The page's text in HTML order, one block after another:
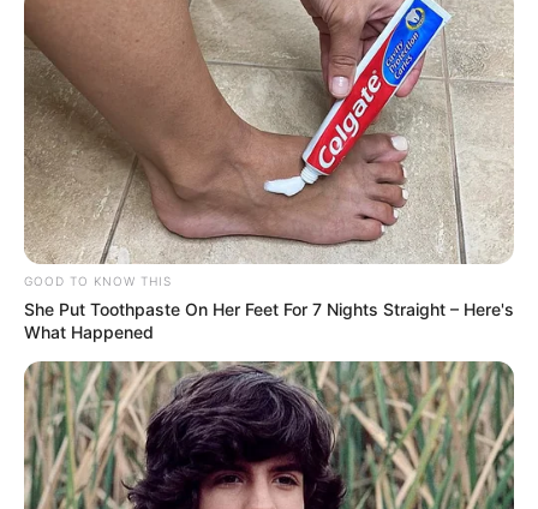
GOOD TO KNOW THIS
She Put Toothpaste On Her Feet For 7 Nights Straight – Here's
What Happened